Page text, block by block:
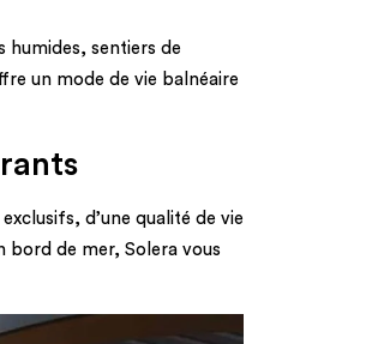
humides, sentiers de
un mode de vie balnéaire
d’une qualité de vie
bord de mer, Solera vous